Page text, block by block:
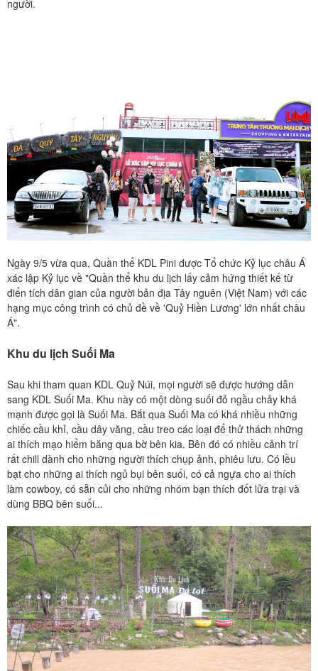
người.
Ngày 9/5 vừa qua, Quần thể KDL Pini được Tổ chức Kỷ lục châu Á
xác lập Kỷ lục về "Quần thể khu du lịch lấy cảm hứng thiết kế từ
điển tích dân gian của người bản địa Tây nguên (Việt Nam) với các
hạng mục công trình có chủ đề về 'Quỷ Hiền Lương' lớn nhất châu
Á".
Khu du lịch Suối Ma
Sau khi tham quan KDL Quỷ Núi, mọi người sẽ được hướng dẫn
sang KDL Suối Ma. Khu này có một dòng suối đỏ ngầu chảy khá
mạnh được gọi là Suối Ma. Bắt qua Suối Ma có khá nhiều những
chiếc cầu khỉ, cầu dây văng, cầu treo các loại để thử thách những
ai thích mạo hiểm băng qua bờ bên kia. Bên đó có nhiều cảnh trí
rất chill dành cho những người thích chụp ảnh, phiêu lưu. Có lều
bạt cho những ai thích ngủ bụi bên suối, có cả ngựa cho ai thích
làm cowboy, có sẵn củi cho những nhóm bạn thích đốt lửa trại và
dùng BBQ bên suối...